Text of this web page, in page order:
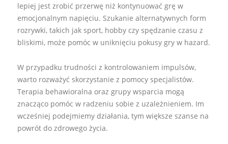
lepiej jest zrobić przerwę niż kontynuować grę w
emocjonalnym napięciu. Szukanie alternatywnych form
rozrywki, takich jak sport, hobby czy spędzanie czasu z
bliskimi, może pomóc w uniknięciu pokusy gry w hazard.
W przypadku trudności z kontrolowaniem impulsów,
warto rozważyć skorzystanie z pomocy specjalistów.
Terapia behawioralna oraz grupy wsparcia mogą
znacząco pomóc w radzeniu sobie z uzależnieniem. Im
wcześniej podejmiemy działania, tym większe szanse na
powrót do zdrowego życia.